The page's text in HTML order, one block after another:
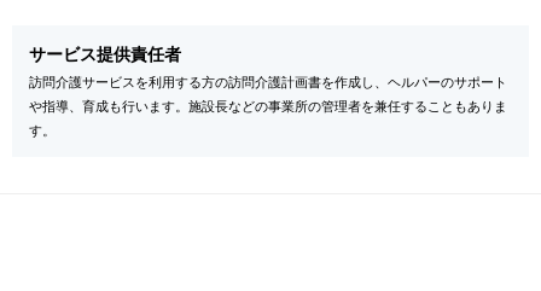
サービス提供責任者
訪問介護サービスを利用する方の訪問介護計画書を作成し、ヘルパーのサポート
や指導、育成も行います。施設長などの事業所の管理者を兼任することもありま
す。